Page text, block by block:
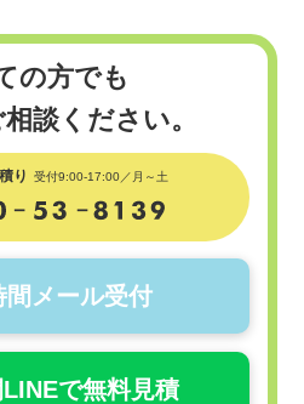
の方でも
談ください。
り 受付9:00-17:00／月～土
間メール受付
で無料見積